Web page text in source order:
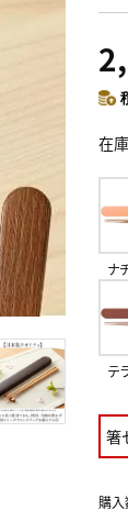
在庫
ナ
テ
箸
購入